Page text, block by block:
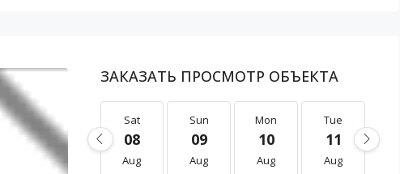
ЗАКАЗАТЬ ПРОСМОТР ОБЪЕКТА
Sat
08
Aug
Sun
09
Aug
Mon
10
Aug
Tue
11
Aug